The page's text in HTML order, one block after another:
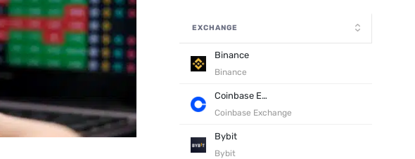
EXCHANGE
Binance
Binance
Coinbase Exchange
Coinbase Exchange
Bybit
Bybit